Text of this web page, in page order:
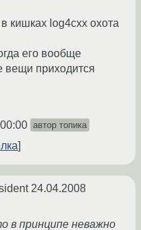
кишках log4cxx охота
его вообще
вещи приходится
автор топика
24.04.2008
в принципе неважно